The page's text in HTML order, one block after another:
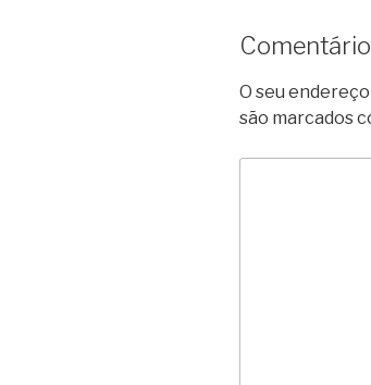
Comentário
O seu
são marcados